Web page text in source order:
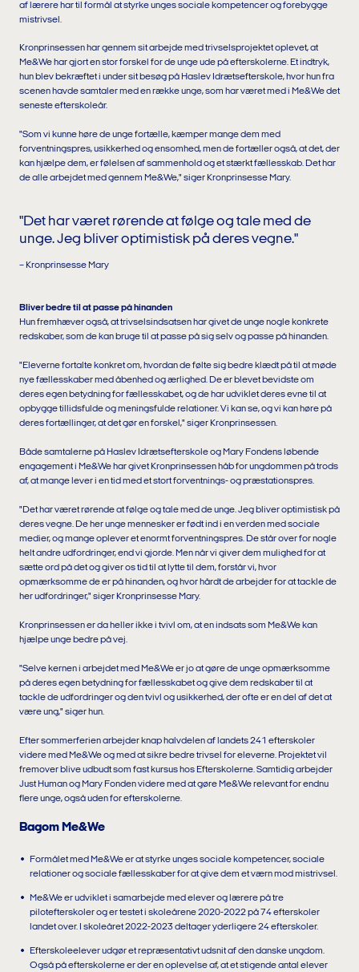
af lærere har til formål at styrke unges sociale kompetencer og forebygge
mistrivsel.
Kronprinsessen har gennem sit arbejde med trivselsprojektet oplevet, at
Me&We har gjort en stor forskel for de unge ude på efterskolerne. Et indtryk,
hun blev bekræftet i under sit besøg på Haslev Idrætsefterskole, hvor hun fra
scenen havde samtaler med en række unge, som har været med i Me&We det
seneste efterskoleår.
"Som vi kunne høre de unge fortælle, kæmper mange dem med
forventningspres, usikkerhed og ensomhed, men de fortæller også, at det, der
kan hjælpe dem, er følelsen af sammenhold og et stærkt fællesskab. Det har
de alle arbejdet med gennem Me&We," siger Kronprinsesse Mary.
"Det har været rørende at følge og tale med de
unge. Jeg bliver optimistisk på deres vegne."
– Kronprinsesse Mary
Bliver bedre til at passe på hinanden
Hun fremhæver også, at trivselsindsatsen har givet de unge nogle konkrete
redskaber, som de kan bruge til at passe på sig selv og passe på hinanden.
"Eleverne fortalte konkret om, hvordan de følte sig bedre klædt på til at møde
nye fællesskaber med åbenhed og ærlighed. De er blevet bevidste om
deres egen betydning for fællesskabet, og de har udviklet deres evne til at
opbygge tillidsfulde og meningsfulde relationer. Vi kan se, og vi kan høre på
deres fortællinger, at det gør en forskel," siger Kronprinsessen.
Både samtalerne på Haslev Idrætsefterskole og Mary Fondens løbende
engagement i Me&We har givet Kronprinsessen håb for ungdommen på trods
af, at mange lever i en tid med et stort forventnings- og præstationspres.
"Det har været rørende at følge og tale med de unge. Jeg bliver optimistisk på
deres vegne. De her unge mennesker er født ind i en verden med sociale
medier, og mange oplever et enormt forventningspres. De står over for nogle
helt andre udfordringer, end vi gjorde. Men når vi giver dem mulighed for at
sætte ord på det og giver os tid til at lytte til dem, forstår vi, hvor
opmærksomme de er på hinanden, og hvor hårdt de arbejder for at tackle de
her udfordringer," siger Kronprinsesse Mary.
Kronprinsessen er da heller ikke i tvivl om, at en indsats som Me&We kan
hjælpe unge bedre på vej.
"Selve kernen i arbejdet med Me&We er jo at gøre de unge opmærksomme
på deres egen betydning for fællesskabet og give dem redskaber til at
tackle de udfordringer og den tvivl og usikkerhed, der ofte er en del af det at
være ung," siger hun.
Efter sommerferien arbejder knap halvdelen af landets 241 efterskoler
videre med Me&We og med at sikre bedre trivsel for eleverne. Projektet vil
fremover blive udbudt som fast kursus hos Efterskolerne. Samtidig arbejder
Just Human og Mary Fonden videre med at gøre Me&We relevant for endnu
flere unge, også uden for efterskolerne.
Bagom Me&We
Formålet med Me&We er at styrke unges sociale kompetencer, sociale
relationer og sociale fællesskaber for at give dem et værn mod mistrivsel.
Me&We er udviklet i samarbejde med elever og lærere på tre
pilotefterskoler og er testet i skoleårene 2020-2022 på 74 efterskoler
landet over. I skoleåret 2022-2023 deltager yderligere 24 efterskoler.
Efterskoleelever udgør et repræsentativt udsnit af den danske ungdom.
Også på efterskolerne er der en oplevelse af, at et stigende antal elever